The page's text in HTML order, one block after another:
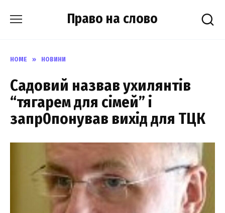
Право на слово
HOME » НОВИНИ
Садовий назвав ухилянтів
“тягарем для сімей” і
запр0понував вихід для ТЦК